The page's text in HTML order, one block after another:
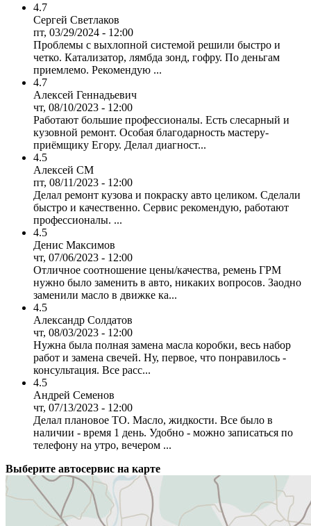
4.7
Сергей Светлаков
пт, 03/29/2024 - 12:00
Проблемы с выхлопной системой решили быстро и
четко. Катализатор, лямбда зонд, гофру. По деньгам
приемлемо. Рекомендую ...
4.7
Алексей Геннадьевич
чт, 08/10/2023 - 12:00
Работают большие профессионалы. Есть слесарный и
кузовной ремонт. Особая благодарность мастеру-
приёмщику Егору. Делал диагност...
4.5
Алексей СМ
пт, 08/11/2023 - 12:00
Делал ремонт кузова и покраску авто целиком. Сделали
быстро и качественно. Сервис рекомендую, работают
профессионалы. ...
4.5
Денис Максимов
чт, 07/06/2023 - 12:00
Отличное соотношение цены/качества, ремень ГРМ
нужно было заменить в авто, никаких вопросов. Заодно
заменили масло в движке ка...
4.5
Александр Солдатов
чт, 08/03/2023 - 12:00
Нужна была полная замена масла коробки, весь набор
работ и замена свечей. Ну, первое, что понравилось -
консультация. Все расс...
4.5
Андрей Семенов
чт, 07/13/2023 - 12:00
Делал плановое ТО. Масло, жидкости. Все было в
наличии - время 1 день. Удобно - можно записаться по
телефону на утро, вечером ...
Выберите автосервис на карте